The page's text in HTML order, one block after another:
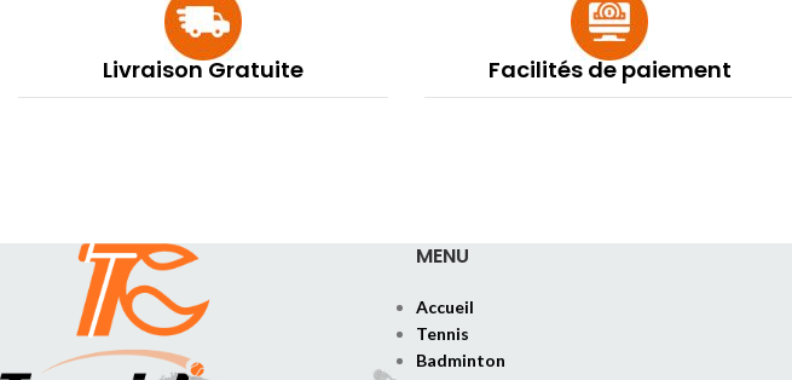
Livraison Gratuite Facilités de paiement
MENU
Accueil
Tennis
Badminton